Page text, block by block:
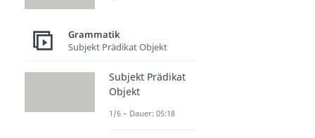
Grammatik
Subjekt Prädikat Objekt
Subjekt Prädikat
Objekt
1/6 – Dauer: 05:18